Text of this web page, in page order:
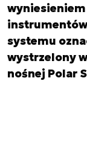
systemu
wystrzelony
nośnej Polar